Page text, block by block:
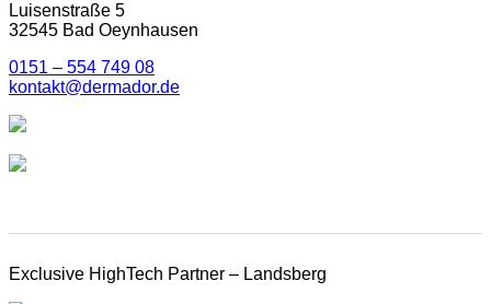
Luisenstraße 5
32545 Bad Oeynhausen
0151 – 554 749 08
kontakt@dermador.de
Exclusive HighTech Partner – Landsberg